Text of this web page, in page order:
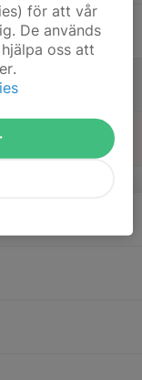
för att vår
De används
oss att